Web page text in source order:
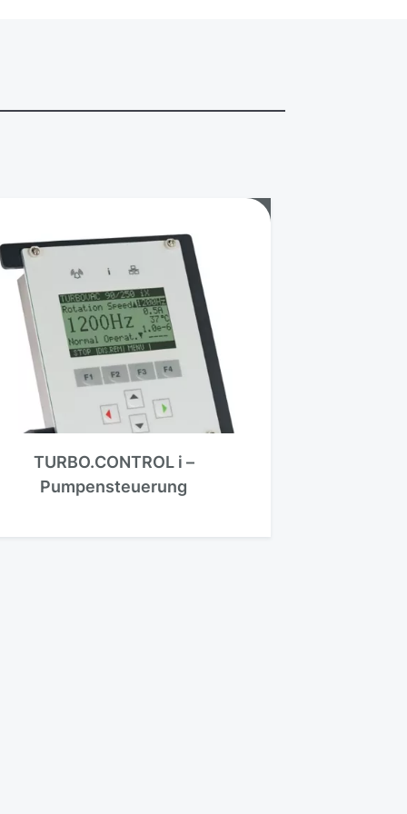
TURBO.CONTROL i –
Pumpensteuerung